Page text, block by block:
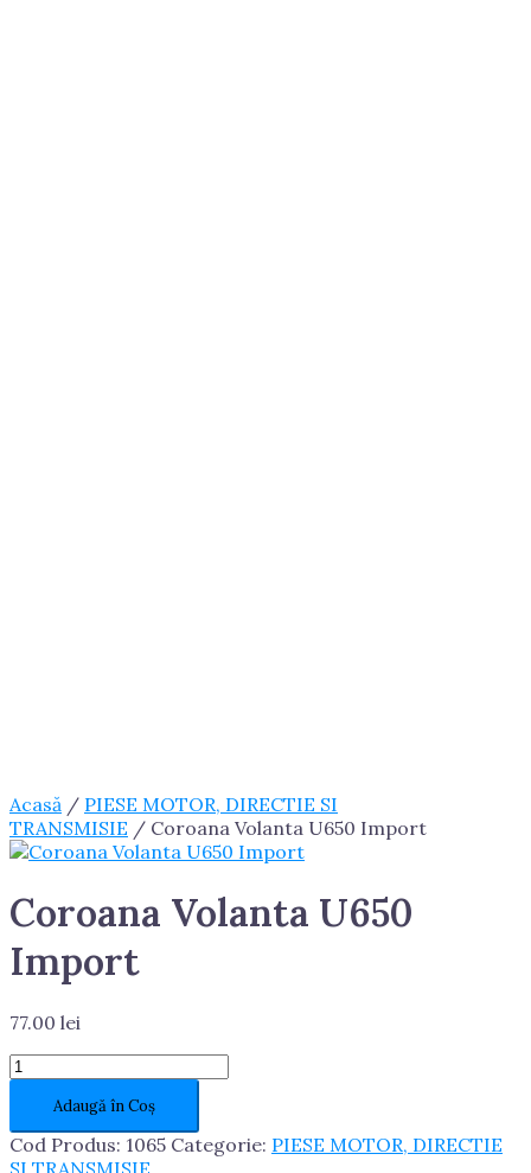
Acasă / PIESE MOTOR, DIRECTIE SI
TRANSMISIE / Coroana Volanta U650 Import
Coroana Volanta U650
Import
77.00 lei
Cantitate
Coroana
Volanta
U650
Import
Adaugă în Coș
Cod Produs: 1065 Categorie: PIESE MOTOR, DIRECTIE